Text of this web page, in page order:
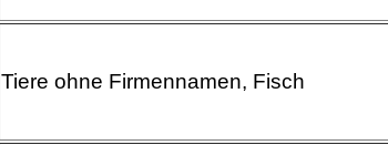
Tiere ohne Firmennamen, Fisch